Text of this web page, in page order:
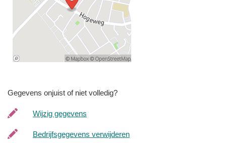
Gegevens onjuist of niet volledig?
Wijzig gegevens
Bedrijfsgegevens verwijderen